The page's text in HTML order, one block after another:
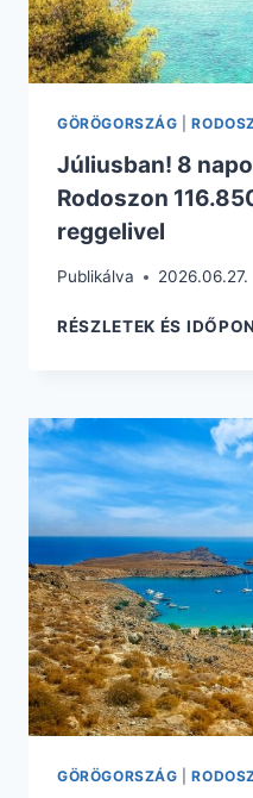
GÖRÖGORSZÁG |
Júliusban! 8
Rodoszon
reggelivel
Publikálva 2026.06.27.
RÉSZLETEK ÉS
GÖRÖGORSZÁG |